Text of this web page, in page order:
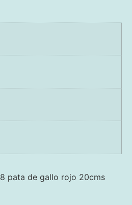
pata de gallo rojo 20cms